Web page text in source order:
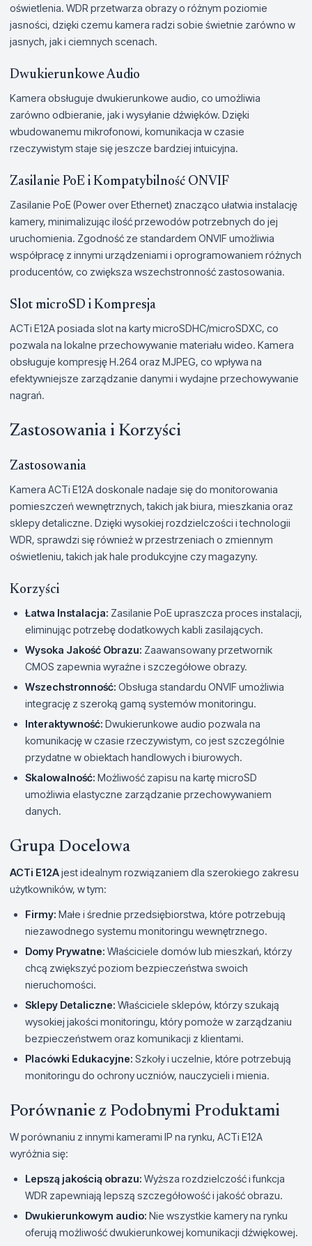
oświetlenia. WDR przetwarza obrazy o różnym poziomie
jasności, dzięki czemu kamera radzi sobie świetnie zarówno w
jasnych, jak i ciemnych scenach.
Dwukierunkowe Audio
Kamera obsługuje dwukierunkowe audio, co umożliwia
zarówno odbieranie, jak i wysyłanie dźwięków. Dzięki
wbudowanemu mikrofonowi, komunikacja w czasie
rzeczywistym staje się jeszcze bardziej intuicyjna.
Zasilanie PoE i Kompatybilność ONVIF
Zasilanie PoE (Power over Ethernet) znacząco ułatwia instalację
kamery, minimalizując ilość przewodów potrzebnych do jej
uruchomienia. Zgodność ze standardem ONVIF umożliwia
współpracę z innymi urządzeniami i oprogramowaniem różnych
producentów, co zwiększa wszechstronność zastosowania.
Slot microSD i Kompresja
ACTi E12A posiada slot na karty microSDHC/microSDXC, co
pozwala na lokalne przechowywanie materiału wideo. Kamera
obsługuje kompresję H.264 oraz MJPEG, co wpływa na
efektywniejsze zarządzanie danymi i wydajne przechowywanie
nagrań.
Zastosowania i Korzyści
Zastosowania
Kamera ACTi E12A doskonale nadaje się do monitorowania
pomieszczeń wewnętrznych, takich jak biura, mieszkania oraz
sklepy detaliczne. Dzięki wysokiej rozdzielczości i technologii
WDR, sprawdzi się również w przestrzeniach o zmiennym
oświetleniu, takich jak hale produkcyjne czy magazyny.
Korzyści
Łatwa Instalacja: Zasilanie PoE upraszcza proces instalacji,
eliminując potrzebę dodatkowych kabli zasilających.
Wysoka Jakość Obrazu: Zaawansowany przetwornik
CMOS zapewnia wyraźne i szczegółowe obrazy.
Wszechstronność: Obsługa standardu ONVIF umożliwia
integrację z szeroką gamą systemów monitoringu.
Interaktywność: Dwukierunkowe audio pozwala na
komunikację w czasie rzeczywistym, co jest szczególnie
przydatne w obiektach handlowych i biurowych.
Skalowalność: Możliwość zapisu na kartę microSD
umożliwia elastyczne zarządzanie przechowywaniem
danych.
Grupa Docelowa
ACTi E12Ajest idealnym rozwiązaniem dla szerokiego zakresu
użytkowników, w tym:
Firmy: Małe i średnie przedsiębiorstwa, które potrzebują
niezawodnego systemu monitoringu wewnętrznego.
Domy Prywatne: Właściciele domów lub mieszkań, którzy
chcą zwiększyć poziom bezpieczeństwa swoich
nieruchomości.
Sklepy Detaliczne: Właściciele sklepów, którzy szukają
wysokiej jakości monitoringu, który pomoże w zarządzaniu
bezpieczeństwem oraz komunikacji z klientami.
Placówki Edukacyjne: Szkoły i uczelnie, które potrzebują
monitoringu do ochrony uczniów, nauczycieli i mienia.
Porównanie z Podobnymi Produktami
W porównaniu z innymi kamerami IP na rynku, ACTi E12A
wyróżnia się:
Lepszą jakością obrazu: Wyższa rozdzielczość i funkcja
WDR zapewniają lepszą szczegółowość i jakość obrazu.
Dwukierunkowym audio: Nie wszystkie kamery na rynku
oferują możliwość dwukierunkowej komunikacji dźwiękowej.